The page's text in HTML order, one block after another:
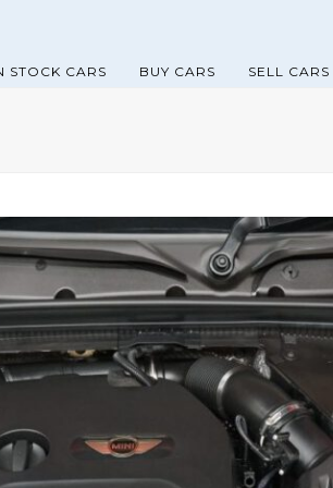
STOCK CARS BUY CARS SELL CARS